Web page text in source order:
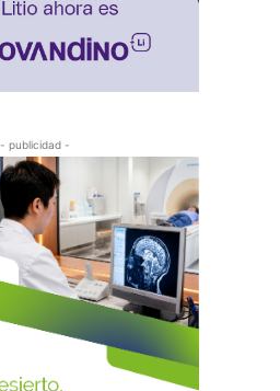
- publicidad -